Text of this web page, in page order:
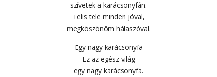
szívetek a karácsonyfán.
Telis tele minden jóval,
megköszönöm hálaszóval.
Egy nagy karácsonyfa
Ez az egész világ
egy nagy karácsonyfa.